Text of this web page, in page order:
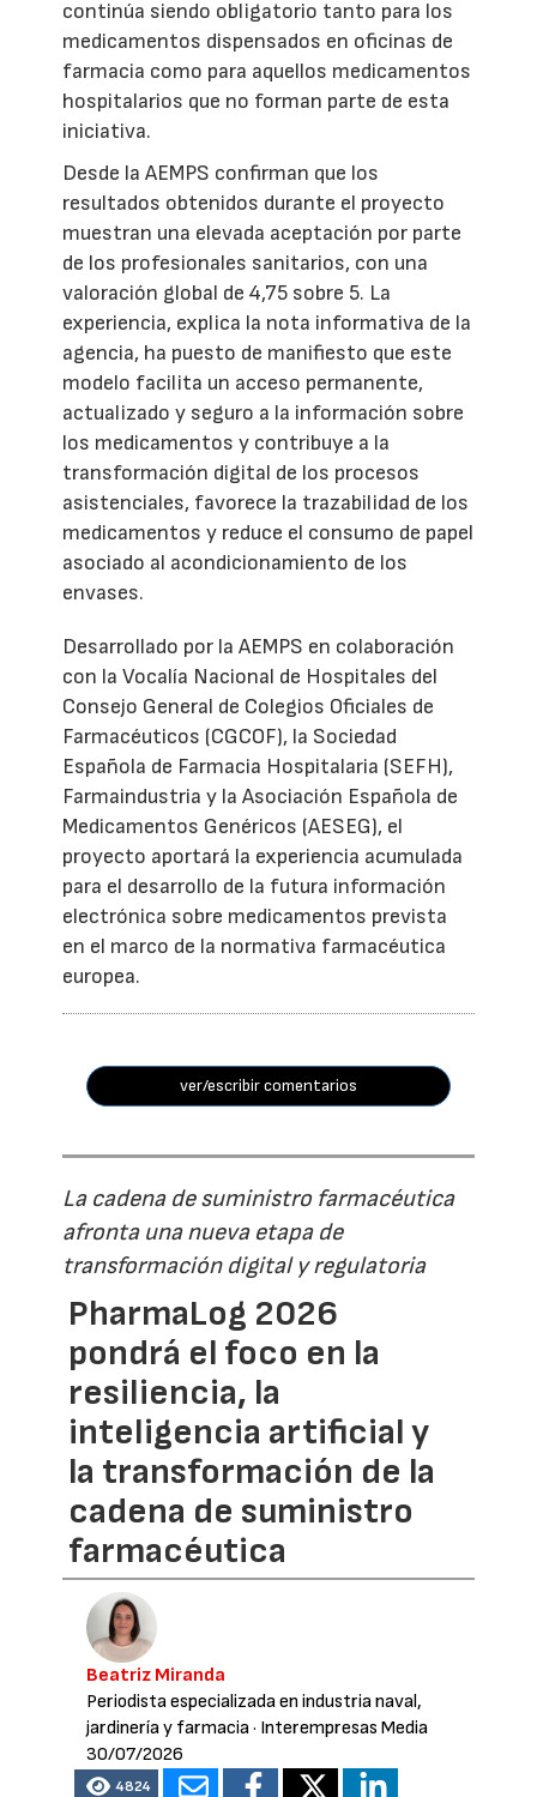
continúa siendo obligatorio tanto para los
medicamentos dispensados en oficinas de
farmacia como para aquellos medicamentos
hospitalarios que no forman parte de esta
iniciativa.
Desde la AEMPS confirman que los
resultados obtenidos durante el proyecto
muestran una elevada aceptación por parte
de los profesionales sanitarios, con una
valoración global de 4,75 sobre 5. La
experiencia, explica la nota informativa de la
agencia, ha puesto de manifiesto que este
modelo facilita un acceso permanente,
actualizado y seguro a la información sobre
los medicamentos y contribuye a la
transformación digital de los procesos
asistenciales, favorece la trazabilidad de los
medicamentos y reduce el consumo de papel
asociado al acondicionamiento de los
envases.
Desarrollado por la AEMPS en colaboración
con la Vocalía Nacional de Hospitales del
Consejo General de Colegios Oficiales de
Farmacéuticos (CGCOF), la Sociedad
Española de Farmacia Hospitalaria (SEFH),
Farmaindustria y la Asociación Española de
Medicamentos Genéricos (AESEG), el
proyecto aportará la experiencia acumulada
para el desarrollo de la futura información
electrónica sobre medicamentos prevista
en el marco de la normativa farmacéutica
europea.
ver/escribir comentarios
La cadena de suministro farmacéutica
afronta una nueva etapa de
transformación digital y regulatoria
PharmaLog 2026
pondrá el foco en la
resiliencia, la
inteligencia artificial y
la transformación de la
cadena de suministro
farmacéutica
Beatriz Miranda
Periodista especializada en industria naval,
jardinería y farmacia· Interempresas Media
30/07/2026
4824